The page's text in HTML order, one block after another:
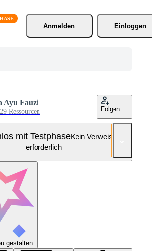
Anmelden
Einloggen
Ayu Fauzi
Ressourcen Folgen
mit TestphaseKein Verweis
erforderlich
gestalten